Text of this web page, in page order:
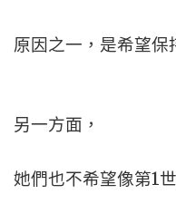
原因之一，是希望保
另一方面，
她們也不希望像第1世